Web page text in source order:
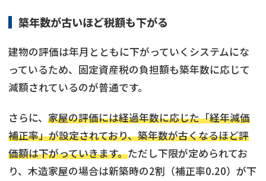
築年数が古いほど税額も下がる
建物の評価は年月とともに下がっていくシステムにな
っているため、固定資産税の負担額も築年数に応じて
減額されているのが普通です。
さらに、 家屋の評価には経過年数に応じた「経年減価
補正率」が設定されており、築年数が古くなるほど評
価額は下がっていきます。ただし下限が定められてお
り、木造家屋の場合は新築時の2割（補正率0.20）が下